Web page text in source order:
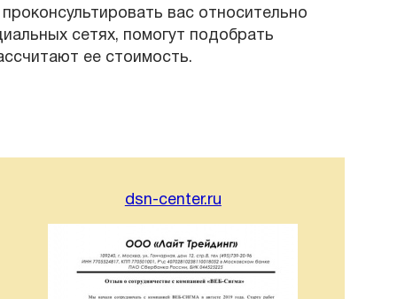
вас относительно
сетях, помогут подобрать
ее стоимость.
dsn-center.ru